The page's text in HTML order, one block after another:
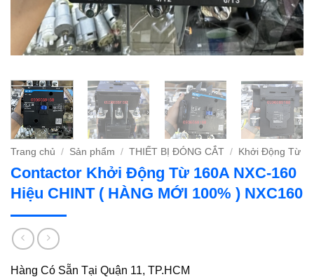
Trang chủ / Sản phẩm / THIẾT BỊ ĐÓNG CẮT / Khởi Động Từ
Contactor Khởi Động Từ 160A NXC-160
Hiệu CHINT ( HÀNG MỚI 100% ) NXC160
Hàng Có Sẵn Tại Quận 11, TP.HCM